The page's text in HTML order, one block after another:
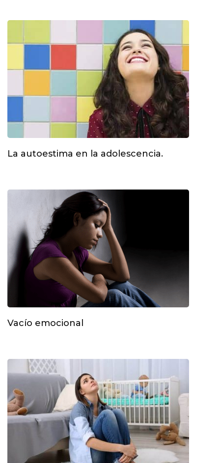
La autoestima en la adolescencia.
Vacío emocional